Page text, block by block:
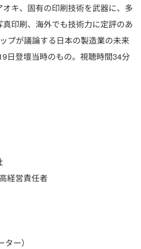
キ、固有の印刷技術を武器に、多
印刷、海外でも技術力に定評のあ
プが議論する日本の製造業の未来
日登壇当時のもの。視聴時間34分
経営責任者
ー）